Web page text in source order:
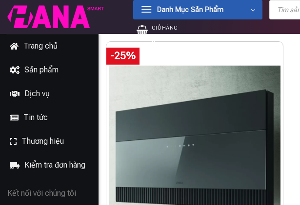
Chuyển
đến
dung
Danh Mục Sản Phẩm
Tìm
kiếm
phẩm
GIỎ HÀNG
0₫
Trang chủ
Sản phẩm
Dịch vụ
Tin tức
Thương hiệu
Kiểm tra đơn hàng
Kết nối với chúng tôi
-25%